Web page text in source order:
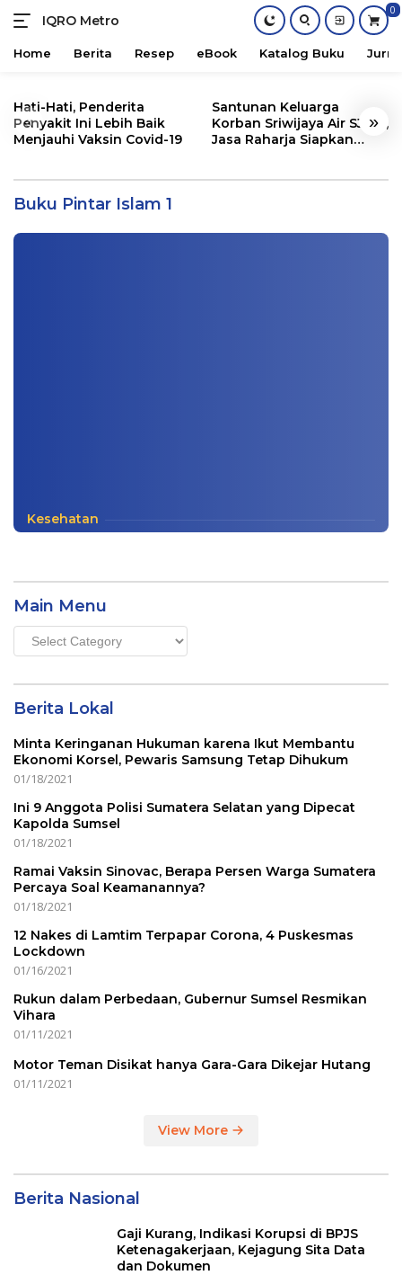
content
IQRO Metro
Lets
Bright
0
Home Berita Resep eBook Katalog Buku
« »
Hati-Hati, Penderita
Penyakit Ini Lebih Baik
Menjauhi Vaksin Covid-19
Santunan Keluarga
Korban Sriwijaya Air SJ182,
Jasa Raharja Siapkan
Buku Pintar Islam 1
Riswanto
Buku| 04/02/2024
Kesehatan
Main Menu
Main
Menu
Berita Lokal
Minta Keringanan Hukuman karena Ikut Membantu
Ekonomi Korsel, Pewaris Samsung Tetap Dihukum
01/18/2021
Ini 9 Anggota Polisi Sumatera Selatan yang Dipecat
Kapolda Sumsel
01/18/2021
Ramai Vaksin Sinovac, Berapa Persen Warga Sumatera
Percaya Soal Keamanannya?
01/18/2021
12 Nakes di Lamtim Terpapar Corona, 4 Puskesmas
Lockdown
01/16/2021
Rukun dalam Perbedaan, Gubernur Sumsel Resmikan
Vihara
01/11/2021
Motor Teman Disikat hanya Gara-Gara Dikejar Hutang
01/11/2021
View More
Berita Nasional
Gaji Kurang, Indikasi Korupsi di BPJS
Ketenagakerjaan, Kejagung Sita Data
dan Dokumen